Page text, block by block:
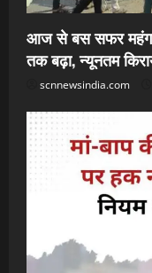
आज से बस सफर महंगा:
तक बढ़ा, न्यूनतम
scnnewsindia.com